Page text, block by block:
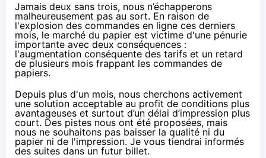
Jamais deux sans trois, nous n’échapperons
malheureusement pas au sort. En raison de
l'explosion des commandes en ligne ces derniers
mois, le marché du papier est victime d'une pénurie
importante avec deux conséquences :
l'augmentation conséquente des tarifs et un retard
de plusieurs mois frappant les commandes de
papiers.
Depuis plus d'un mois, nous cherchons activement
une solution acceptable au profit de conditions plus
avantageuses et surtout d’un délai d’impression plus
court. Des pistes nous ont été proposées, mais
nous ne souhaitons pas baisser la qualité ni du
papier ni de l'impression. Je vous tiendrai informés
des suites dans un futur billet.